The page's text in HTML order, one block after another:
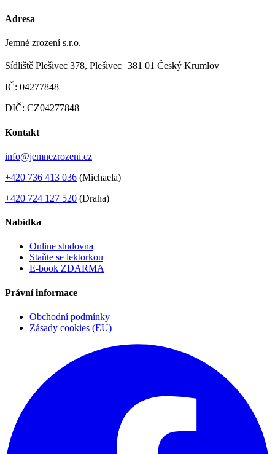
Adresa
Jemné zrození s.r.o.
Sídliště Plešivec 378, Plešivec 381 01 Český Krumlov
IČ: 04277848
DIČ: CZ04277848
Kontakt
info@jemnezrozeni.cz
+420 736 413 036 (Michaela)
+420 724 127 520 (Draha)
Nabídka
Online studovna
Staňte se lektorkou
E-book ZDARMA
Právní informace
Obchodní podmínky
Zásady cookies (EU)